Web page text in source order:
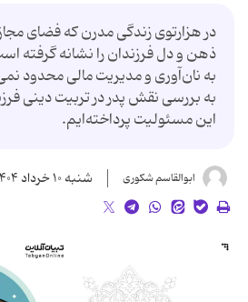
در هزارتوی زندگی مدرن که فضای
ذهن و دل فرزندان را نشانه گرفته
به نان‌آوری و مدیریت مالی محدود
به بررسی نقش پدر در تربیت دینی
این مسئولیت پرداخته‌ایم.
ابوالقاسم شکوری شنبه ۱۰ خرداد ۱۴۰۴ - ۱۲:۱۶